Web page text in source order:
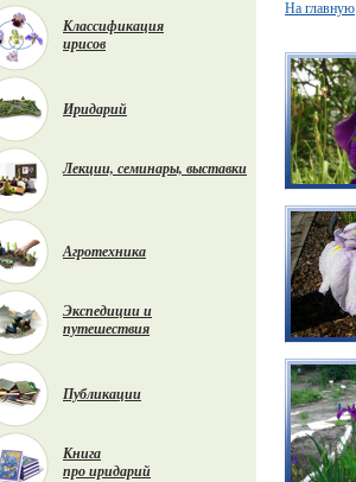
Классификация
ирисов
Иридарий
Лекции, семинары, выставки
Агротехника
Экспедиции и
путешествия
Публикации
Книга
про иридарий
На главную